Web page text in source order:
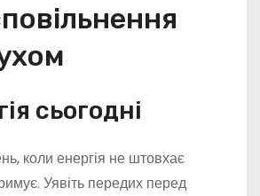
сьогодні
коли енергія не штовхає
Уявіть передих перед